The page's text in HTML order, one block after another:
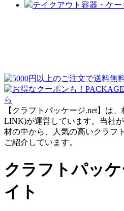
テイクアウト容器・ケー
【クラフトパッケージ.net】は
LINK)が運営しています。当社
材の中から、人気の高いクラフ
ご紹介しています。
クラフトパッ
イト